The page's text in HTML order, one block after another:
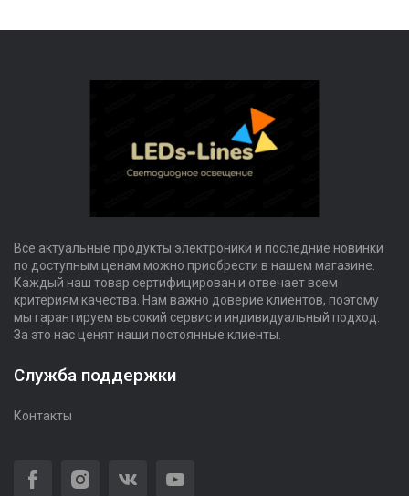
Все актуальные продукты электроники и последние новинки
по доступным ценам можно приобрести в нашем магазине.
Каждый наш товар сертифицирован и отвечает всем
критериям качества. Нам важно доверие клиентов, поэтому
мы гарантируем высокий сервис и индивидуальный подход.
За это нас ценят наши постоянные клиенты.
Служба поддержки
Контакты